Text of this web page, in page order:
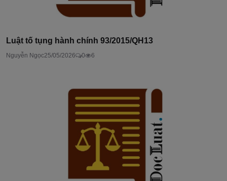
Luật tố tụng hành chính 93/2015/QH13
Nguyễn Ngọc25/05/2026 0 6